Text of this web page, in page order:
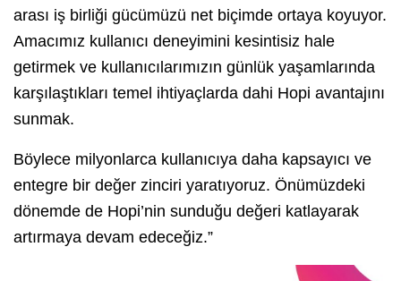
arası iş birliği gücümüzü net biçimde ortaya koyuyor.
Amacımız kullanıcı deneyimini kesintisiz hale
getirmek ve kullanıcılarımızın günlük yaşamlarında
karşılaştıkları temel ihtiyaçlarda dahi Hopi avantajını
sunmak.
Böylece milyonlarca kullanıcıya daha kapsayıcı ve
entegre bir değer zinciri yaratıyoruz. Önümüzdeki
dönemde de Hopi’nin sunduğu değeri katlayarak
artırmaya devam edeceğiz.”